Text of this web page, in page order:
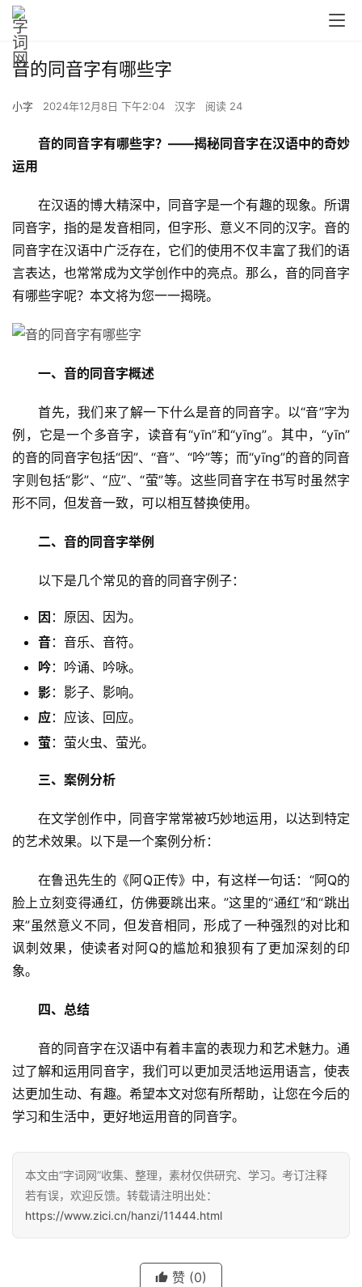
汉
字
音的同音字有哪些字
小字 2024年12月8日 下午2:04 汉字 阅读 24
音的同音字有哪些字？——揭秘同音字在汉语中的奇妙
运用
在汉语的博大精深中，同音字是一个有趣的现象。所谓
同音字，指的是发音相同，但字形、意义不同的汉字。音的
同音字在汉语中广泛存在，它们的使用不仅丰富了我们的语
言表达，也常常成为文学创作中的亮点。那么，音的同音字
有哪些字呢？本文将为您一一揭晓。
一、音的同音字概述
首先，我们来了解一下什么是音的同音字。以“音”字为
例，它是一个多音字，读音有“yīn”和“yīnɡ”。其中，“yīn”
的音的同音字包括“因”、“音”、“吟”等；而“yīnɡ”的音的同音
字则包括“影”、“应”、“萤”等。这些同音字在书写时虽然字
形不同，但发音一致，可以相互替换使用。
二、音的同音字举例
以下是几个常见的音的同音字例子：
因 ：原因、因为。
音：音乐、音符。
吟：吟诵、吟咏。
影：影子、影响。
应：应该、回应。
萤：萤火虫、萤光。
三、案例分析
在文学创作中，同音字常常被巧妙地运用，以达到特定
的艺术效果。以下是一个案例分析：
在鲁迅先生的《阿Q正传》中，有这样一句话：“阿Q的
脸上立刻变得通红，仿佛要跳出来。”这里的“通红”和“跳出
来”虽然意义不同，但发音相同，形成了一种强烈的对比和
讽刺效果，使读者对阿Q的尴尬和狼狈有了更加深刻的印
象。
四、总结
音的同音字在汉语中有着丰富的表现力和艺术魅力。通
过了解和运用同音字，我们可以更加灵活地运用语言，使表
达更加生动、有趣。希望本文对您有所帮助，让您在今后的
学习和生活中，更好地运用音的同音字。
本文由“字词网”收集、整理，素材仅供研究、学习。考订注释
若有误，欢迎反馈。转载请注明出处：
https://www.zici.cn/hanzi/11444.html
赞 (0)